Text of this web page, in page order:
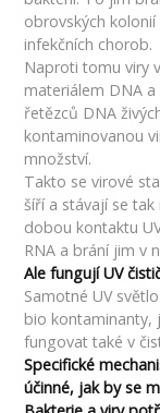
obrovských
infekčních chorob.
Naproti tomu viry
materiálem DNA
řetězců DNA
kontaminovanou
množství.
Takto se virové
šíří a stávají se
dobou kontaktu
RNA a brání jim v
Ale fungují UV
Samotné UV
bio kontaminanty,
fungovat také v
Specifické
účinné, jak by se